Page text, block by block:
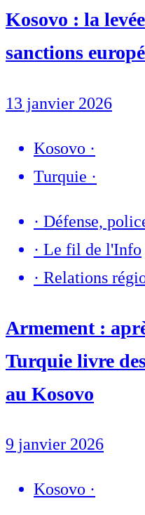
Kosovo : la
sanctions
13 janvier 2026
Kosovo ·
Turquie ·
· Défense,
· Le fil de l'Info
· Relations
Armement :
Turquie livre
au Kosovo
9 janvier 2026
Kosovo ·